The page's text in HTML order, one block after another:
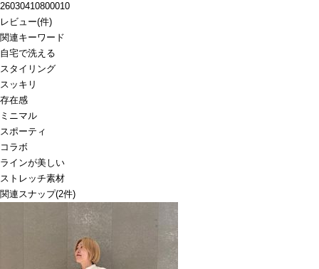
26030410800010
レビュー(件)
関連キーワード
自宅で洗える
スタイリング
スッキリ
存在感
ミニマル
スポーティ
コラボ
ラインが美しい
ストレッチ素材
関連スナップ(2件)